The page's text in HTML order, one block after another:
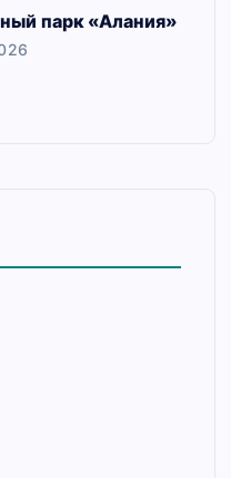
парк «Алания»